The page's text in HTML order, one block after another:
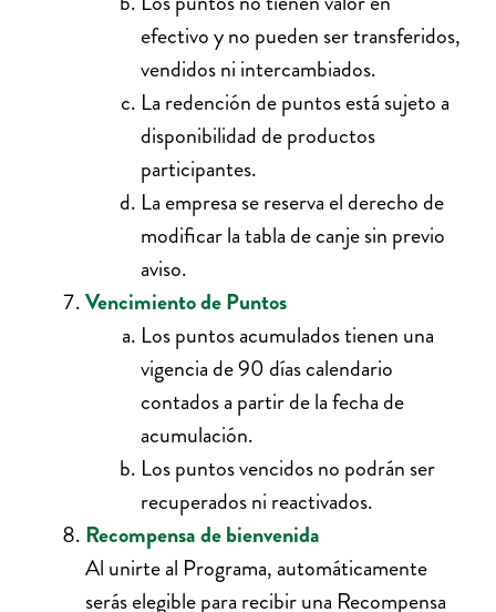
efectivo y no pueden ser transferidos,
vendidos ni intercambiados.
La redención de puntos está sujeto a
disponibilidad de productos
participantes.
La empresa se reserva el derecho de
modificar la tabla de canje sin previo
aviso.
Vencimiento de Puntos
Los puntos acumulados tienen una
vigencia de 90 días calendario
contados a partir de la fecha de
acumulación.
Los puntos vencidos no podrán ser
recuperados ni reactivados.
Recompensa de bienvenida
Al unirte al Programa, automáticamente
serás elegible para recibir una Recompensa